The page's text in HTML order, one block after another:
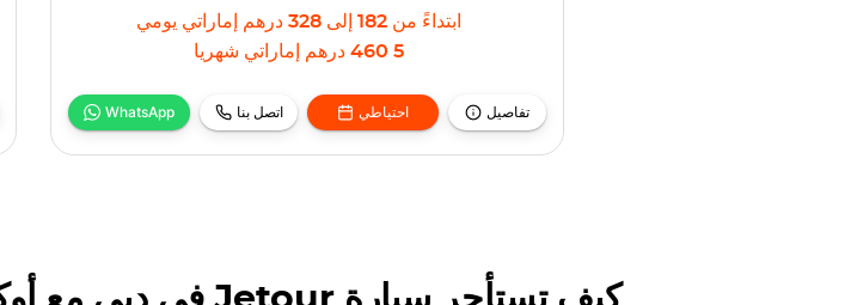
ابتداءً من 182 إلى 328 درهم إماراتي يومي
5 460
درهم إماراتي شهريا
WhatsApp اتصل بنا احتياطي تفاصيل